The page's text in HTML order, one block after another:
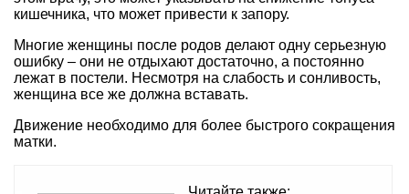
кишечника, что может привести к запору.
Многие женщины после родов делают одну серьезную
ошибку – они не отдыхают достаточно, а постоянно
лежат в постели. Несмотря на слабость и сонливость,
женщина все же должна вставать.
Движение необходимо для более быстрого сокращения
матки.